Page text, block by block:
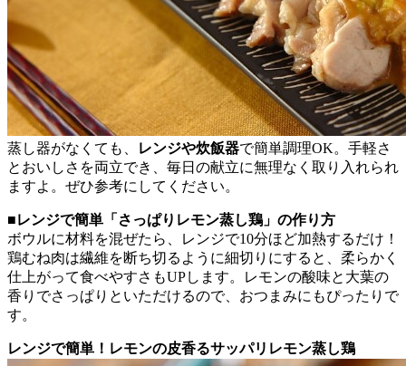
蒸し器がなくても、 レンジや炊飯器で簡単調理OK。手軽さ
とおいしさを両立でき、毎日の献立に無理なく取り入れられ
ますよ。ぜひ参考にしてください。
■レンジで簡単「さっぱりレモン蒸し鶏」の作り方
ボウルに材料を混ぜたら、レンジで10分ほど加熱するだけ！
鶏むね肉は繊維を断ち切るように細切りにすると、柔らかく
仕上がって食べやすさもUPします。レモンの酸味と大葉の
香りでさっぱりといただけるので、おつまみにもぴったりで
す。
レンジで簡単！レモンの皮香るサッパリレモン蒸し鶏